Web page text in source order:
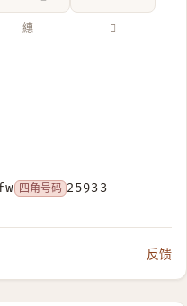
繐 𥝩
四角号码 25933
反馈